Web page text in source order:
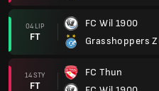
04 LIP
FT
FC Wil 1900
Grasshoppers
14 STY
FT
FC Thun